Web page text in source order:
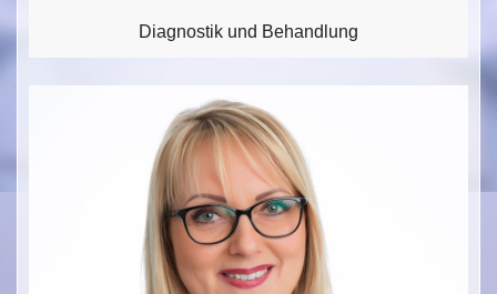
Diagnostik und Behandlung